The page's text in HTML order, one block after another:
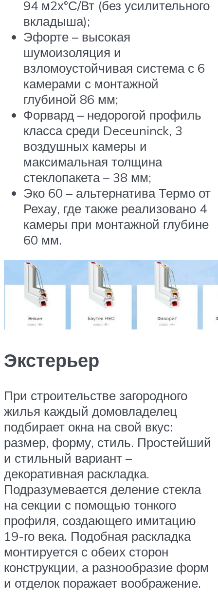
94 м2х°С/Вт (без усилительного
вкладыша);
Эфорте – высокая
шумоизоляция и
взломоустойчивая система с 6
камерами с монтажной
глубиной 86 мм;
Форвард – недорогой профиль
класса среди Deceuninck, 3
воздушных камеры и
максимальная толщина
стеклопакета – 38 мм;
Эко 60 – альтернатива Термо от
Рехау, где также реализовано 4
камеры при монтажной глубине
60 мм.
Экстерьер
При строительстве загородного
жилья каждый домовладелец
подбирает окна на свой вкус:
размер, форму, стиль. Простейший
и стильный вариант –
декоративная раскладка.
Подразумевается деление стекла
на секции с помощью тонкого
профиля, создающего имитацию
19-го века. Подобная раскладка
монтируется с обеих сторон
конструкции, а разнообразие форм
и отделок поражает воображение.